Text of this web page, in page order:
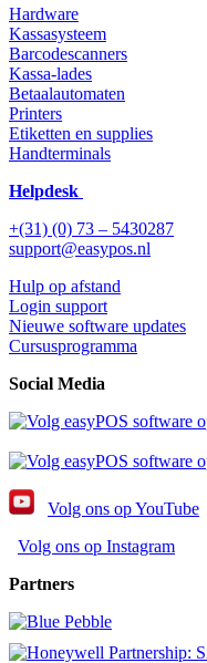
Hardware
Kassasysteem
Barcodescanners
Kassa-lades
Betaalautomaten
Printers
Etiketten en supplies
Handterminals
Helpdesk
+(31) (0) 73 – 5430287
support@easypos.nl
Hulp op afstand
Login support
Nieuwe software updates
Cursusprogramma
Social Media
Volg ons op YouTube
Volg ons op Instagram
Partners